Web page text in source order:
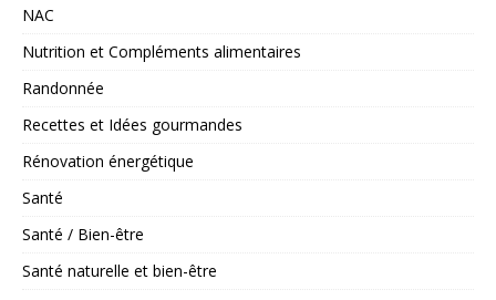
NAC
Nutrition et Compléments alimentaires
Randonnée
Recettes et Idées gourmandes
Rénovation énergétique
Santé
Santé / Bien-être
Santé naturelle et bien-être